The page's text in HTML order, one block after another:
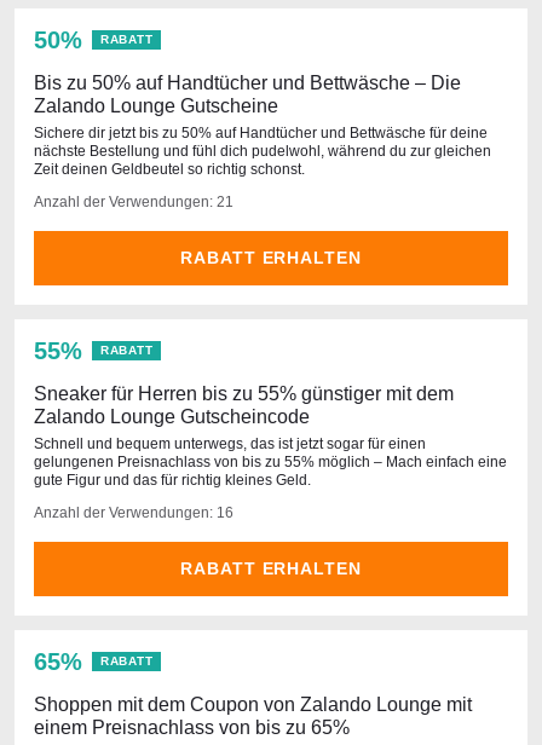
50% RABATT
Bis zu 50% auf Handtücher und Bettwäsche – Die
Zalando Lounge Gutscheine
Sichere dir jetzt bis zu 50% auf Handtücher und Bettwäsche für deine
nächste Bestellung und fühl dich pudelwohl, während du zur gleichen
Zeit deinen Geldbeutel so richtig schonst.
Anzahl der Verwendungen: 21
RABATT ERHALTEN
55% RABATT
Sneaker für Herren bis zu 55% günstiger mit dem
Zalando Lounge Gutscheincode
Schnell und bequem unterwegs, das ist jetzt sogar für einen
gelungenen Preisnachlass von bis zu 55% möglich – Mach einfach eine
gute Figur und das für richtig kleines Geld.
Anzahl der Verwendungen: 16
RABATT ERHALTEN
65% RABATT
Shoppen mit dem Coupon von Zalando Lounge mit
einem Preisnachlass von bis zu 65%